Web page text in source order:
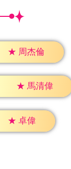
★ 周杰倫
★ 馬清偉
★ 卓偉